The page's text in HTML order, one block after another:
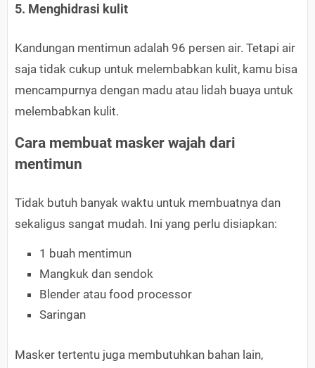
5. Menghidrasi kulit
Kandungan mentimun adalah 96 persen air. Tetapi air
saja tidak cukup untuk melembabkan kulit, kamu bisa
mencampurnya dengan madu atau lidah buaya untuk
melembabkan kulit.
Cara membuat masker wajah dari
mentimun
Tidak butuh banyak waktu untuk membuatnya dan
sekaligus sangat mudah. Ini yang perlu disiapkan:
1 buah mentimun
Mangkuk dan sendok
Blender atau food processor
Saringan
Masker tertentu juga membutuhkan bahan lain,